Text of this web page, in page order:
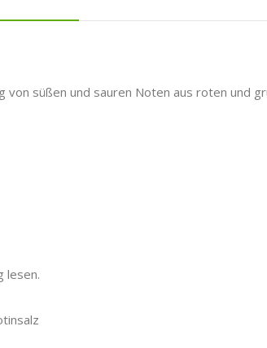
süßen und sauren Noten aus roten und
lesen.